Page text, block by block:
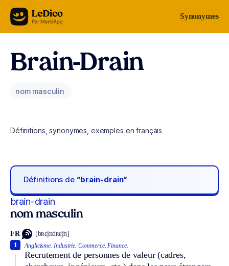
Aller au contenu Synonymes
Brain-Drain
nom masculin
Définitions, synonymes, exemples en français
Définitions de “brain-drain“
brain-drain
nom masculin
FR [bʀɛjndʀɛjn]
Anglicisme. Industrie. Commerce. Finance.
Recrutement de personnes de valeur (cadres,
1